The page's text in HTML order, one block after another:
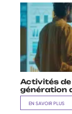
Activités de
génération
EN SAVOIR PLUS